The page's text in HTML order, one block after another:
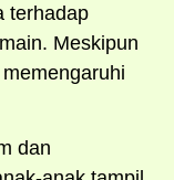
terhadap
Meskipun
dan